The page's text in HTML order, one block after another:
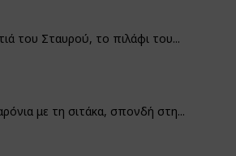
του Σταυρού, το πιλάφι του...
με τη σιτάκα, σπονδή στη...